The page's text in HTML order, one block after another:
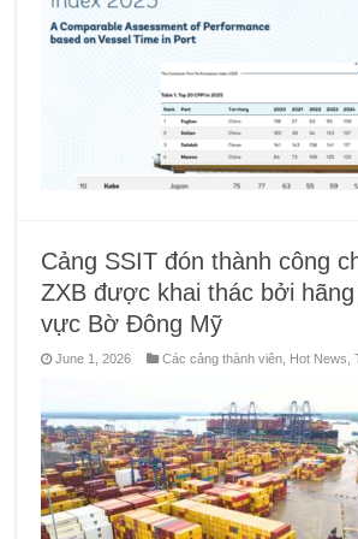
Cảng SSIT đón thành công
ZXB được khai thác bởi
vực Bờ Đông Mỹ
June 1, 2026 Các cảng thành viên, Hot News